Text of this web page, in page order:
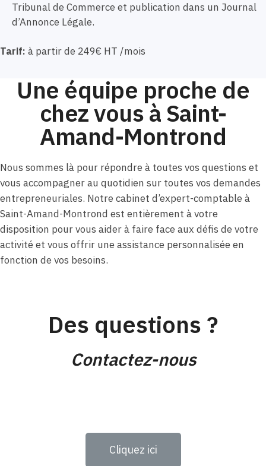
Tribunal de Commerce et publication dans un Journal
d’Annonce Légale.
Tarif: à partir de 249€ HT /mois
Une équipe proche de
chez vous à Saint-
Amand-Montrond
Nous sommes là pour répondre à toutes vos questions et
vous accompagner au quotidien sur toutes vos demandes
entrepreneuriales. Notre cabinet d’expert-comptable à
Saint-Amand-Montrond est entièrement à votre
disposition pour vous aider à faire face aux défis de votre
activité et vous offrir une assistance personnalisée en
fonction de vos besoins.
Des questions ?
Contactez-nous
Cliquez ici